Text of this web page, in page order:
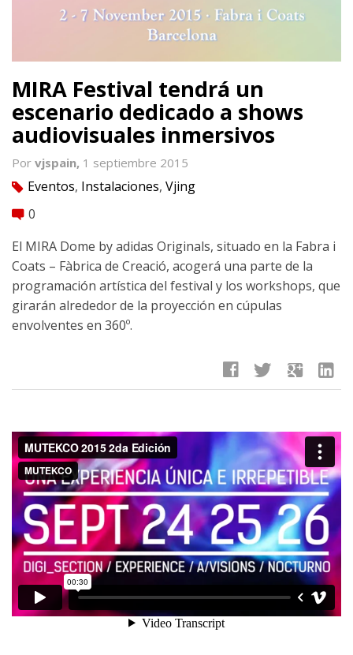
MIRA Festival tendrá un
escenario dedicado a shows
audiovisuales inmersivos
Por vjspain, 1 septiembre 2015
tag Eventos, Instalaciones, Vjing
comment 0
El MIRA Dome by adidas Originals, situado en la Fabra i
Coats – Fàbrica de Creació, acogerá una parte de la
programación artística del festival y los workshops, que
girarán alrededor de la proyección en cúpulas
envolventes en 360º.
facebook twitter google linkedin